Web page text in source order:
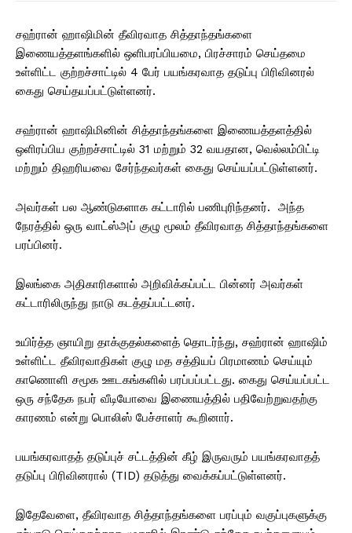
சஹ்ரான் ஹாஷிமின் தீவிரவாத சித்தாந்தங்களை
இணையத்தளங்களில் ஒளிபரப்பியமை, பிரச்சாரம் செய்தமை
உள்ளிட்ட குற்றச்சாட்டில் 4 பேர் பயங்கரவாத தடுப்பு பிரிவினரல்
கைது செய்தயப்பட்டுள்ளனர்.
சஹ்ரான் ஹாஷிமினின் சித்தாந்தங்களை இணையத்தளத்தில்
ஒளிரப்பிய குற்றச்சாட்டில் 31 மற்றும் 32 வயதான, வெல்லம்பிட்டி
மற்றும் திஹரியவை சேர்ந்தவர்கள் கைது செய்யப்பட்டுள்ளனர்.
அவர்கள் பல ஆண்டுகளாக கட்டாரில் பணிபுரிந்தனர். அந்த
நேரத்தில் ஒரு வாட்ஸ்அப் குழு மூலம் தீவிரவாத சித்தாந்தங்களை
பரப்பினர்.
இலங்கை அதிகாரிகளால் அறிவிக்கப்பட்ட பின்னர் அவர்கள்
கட்டாரிலிருந்து நாடு கடத்தப்பட்டனர்.
உயிர்த்த ஞாயிறு தாக்குதல்களைத் தொடர்ந்து, சஹ்ரான் ஹாஷிம்
உள்ளிட்ட தீவிரவாதிகள் குழு மத சத்தியப் பிரமாணம் செய்யும்
காணொளி சமூக ஊடகங்களில் பரப்பப்பட்டது. கைது செய்யப்பட்ட
ஒரு சந்தேக நபர் வீடியோவை இணையத்தில் பதிவேற்றுவதற்கு
காரணம் என்று பொலிஸ் பேச்சாளர் கூறினார்.
பயங்கரவாதத் தடுப்புச் சட்டத்தின் கீழ் இருவரும் பயங்கரவாதத்
தடுப்பு பிரிவினரால் (TID) தடுத்து வைக்கப்பட்டுள்ளனர்.
இதேவேளை, தீவிரவாத சித்தாந்தங்களை பரப்பும் வகுப்புகளுக்கு